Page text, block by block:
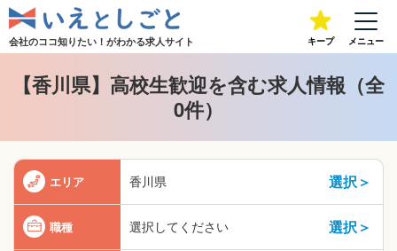
会社のココ知りたい！がわかる求人サイト キープ メニュー
【香川県】高校生歓迎を含む求人情報（全
0件）
エリア 香川県 選択＞
職種 選択してください 選択＞